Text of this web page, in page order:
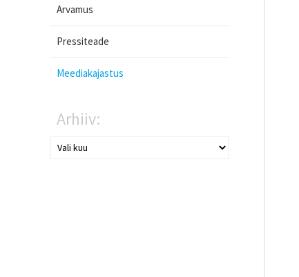
Arvamus
Pressiteade
Meediakajastus
Arhiiv: